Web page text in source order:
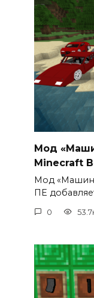
Мод
Minecraft
Мод
ПЕ
0